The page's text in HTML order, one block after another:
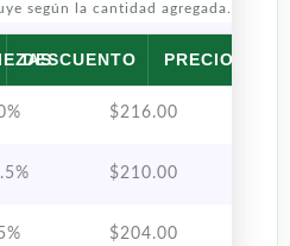
según la cantidad agregada.
DESCUENTO PRECIO POR
$222.00
$216.00
$210.00
$204.00